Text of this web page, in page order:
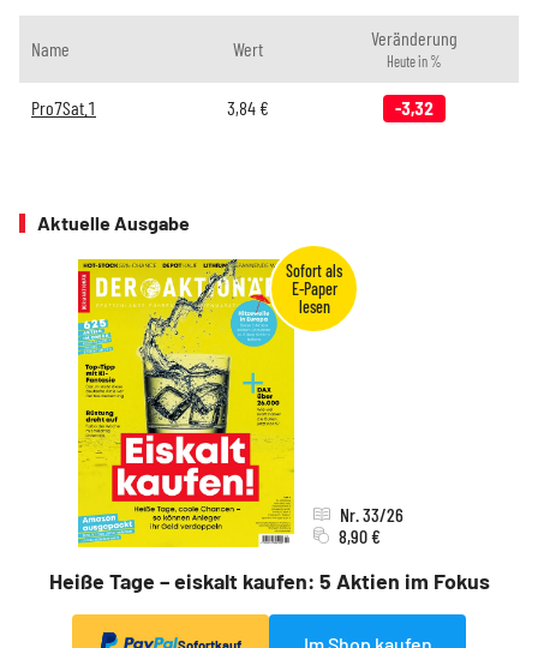
Name Wert Veränderung
Heute in %
Pro7Sat.1 3,84 € -3,32
Aktuelle Ausgabe
Heiße Tage – eiskalt kaufen: 5 Aktien im Fokus
Nr. 33/26
8,90 €
Sofortkauf